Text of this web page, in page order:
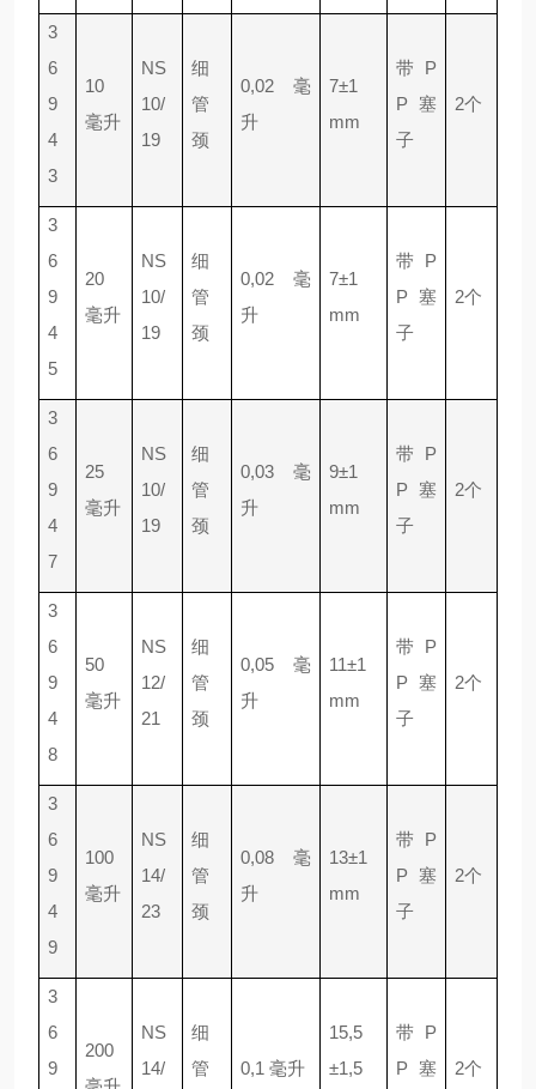
3
6
9
4
3
10
毫升
NS
10/
19
细
管
颈
0,02 毫
升
7±1
mm
带 P
P 塞
子
2个
3
6
9
4
5
20
毫升
NS
10/
19
细
管
颈
0,02 毫
升
7±1
mm
带 P
P 塞
子
2个
3
6
9
4
7
25
毫升
NS
10/
19
细
管
颈
0,03 毫
升
9±1
mm
带 P
P 塞
子
2个
3
6
9
4
8
50
毫升
NS
12/
21
细
管
颈
0,05 毫
升
11±1
mm
带 P
P 塞
子
2个
3
6
9
4
9
100
毫升
NS
14/
23
细
管
颈
0,08 毫
升
13±1
mm
带 P
P 塞
子
2个
3
6
9
200
NS
14/
细
管
0,1 毫升
15,5
±1,5
带 P
P 塞
2个